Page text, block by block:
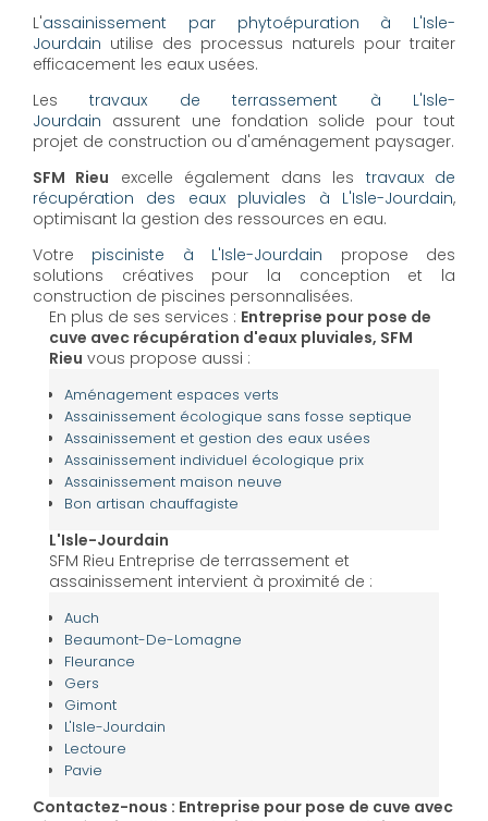
L'assainissement par phytoépuration à L'Isle-
Jourdain utilise des processus naturels pour traiter
efficacement les eaux usées.
Lestravaux de terrassement à L'Isle-
Jourdain assurent une fondation solide pour tout
projet de construction ou d'aménagement paysager.
SFM Rieu excelle également dans les travaux de
récupération des eaux pluviales à L'Isle-Jourdain,
optimisant la gestion des ressources en eau.
Votre pisciniste à L'Isle-Jourdain propose des
solutions créatives pour la conception et la
construction de piscines personnalisées.
En plus de ses services : Entreprise pour pose de
cuve avec récupération d'eaux pluviales, SFM
Rieu vous propose aussi :
Aménagement espaces verts
Assainissement écologique sans fosse septique
Assainissement et gestion des eaux usées
Assainissement individuel écologique prix
Assainissement maison neuve
Bon artisan chauffagiste
L'Isle-Jourdain
SFM Rieu Entreprise de terrassement et
assainissement intervient à proximité de :
Auch
Beaumont-De-Lomagne
Fleurance
Gers
Gimont
L'Isle-Jourdain
Lectoure
Pavie
Contactez-nous : Entreprise pour pose de cuve avec